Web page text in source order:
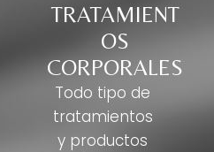
TRATAMIENT
OS
CORPORALES
Todo tipo de
tratamientos
y productos